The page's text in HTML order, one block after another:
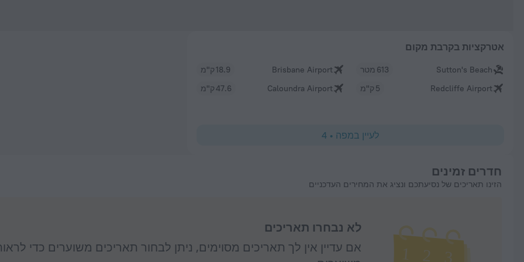
אטרקציות בקרבת מקום
Sutton's Beach
613 מטר
Redcliffe Airport
5 ק"מ
Brisbane Airport
18.9 ק"מ
Caloundra Airport
47.6 ק"מ
לעיין במפה •
4
חדרים זמינים
הזינו תאריכים של נסיעתכם ונציג את המחירים העדכניים
לא נבחרו תאריכים
אם עדיין אין לך תאריכים מסוימים, ניתן לבחור תאריכים משוערים כדי